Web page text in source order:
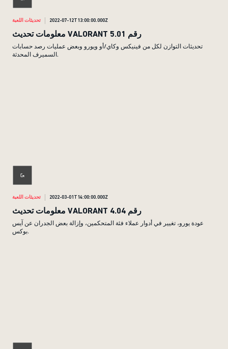
تحديثات اللعبة 2022-07-12T13:00:00.000Z
معلومات تحديث VALORANT رقم 5.01
تحديثات التوازن لكل من فينيكس وكاي/أو ويورو وبعض عمليات رصد حسابات
السميرف المحدثة.
تحديثات اللعبة 2022-03-01T14:00:00.000Z
معلومات تحديث VALORANT رقم 4.04
عودة يورو، تغيير في أدوار عملاء فئة المتحكمين، وإزالة بعض الجدران عن آيس
بوكس.